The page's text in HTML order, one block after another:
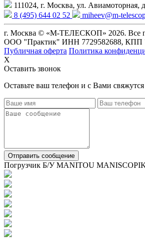
111024, г. Москва, ул. Авиамоторная,
8 (495) 644 02 52
miheev@m-
г. Москва © «М-ТЕЛЕСКОП» 2026. Все
ООО "Практик" ИНН 7729582688, КПП
Публичная оферта Политика
X
Оставить звонок
Оставьте ваш телефон и с Вами
Отправить сообщение
Погрузчик Б/У MANITOU